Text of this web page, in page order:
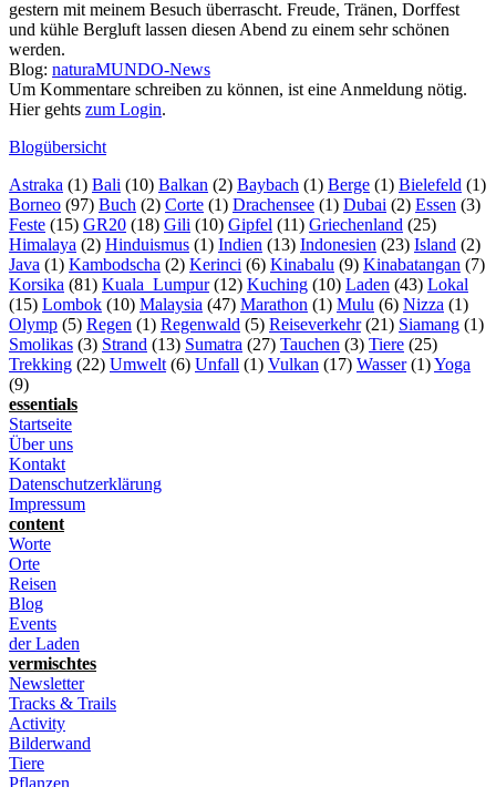
gestern mit meinem Besuch überrascht. Freude, Tränen, Dorffest
und kühle Bergluft lassen diesen Abend zu einem sehr schönen
werden.
Blog: naturaMUNDO-News
Um Kommentare schreiben zu können, ist eine Anmeldung nötig.
Hier gehts zum Login.
Blogübersicht
Astraka (1) Bali (10) Balkan (2) Baybach (1) Berge (1) Bielefeld (1)
Borneo (97) Buch (2) Corte (1) Drachensee (1) Dubai (2) Essen (3)
Feste (15) GR20 (18) Gili (10) Gipfel (11) Griechenland (25)
Himalaya (2) Hinduismus (1) Indien (13) Indonesien (23) Island (2)
Java (1) Kambodscha (2) Kerinci (6) Kinabalu (9) Kinabatangan (7)
Korsika (81) Kuala_Lumpur(12) Kuching (10) Laden (43) Lokal
(15) Lombok (10) Malaysia (47) Marathon (1) Mulu (6) Nizza (1)
Olymp (5) Regen (1) Regenwald (5) Reiseverkehr(21) Siamang (1)
Smolikas (3) Strand (13) Sumatra (27) Tauchen (3) Tiere (25)
Trekking (22) Umwelt (6) Unfall (1) Vulkan (17) Wasser(1)Yoga
(9)
essentials
Startseite
Über uns
Kontakt
Datenschutzerklärung
Impressum
content
Worte
Orte
Reisen
Blog
Events
der Laden
vermischtes
Newsletter
Tracks & Trails
Activity
Bilderwand
Tiere
Pflanzen